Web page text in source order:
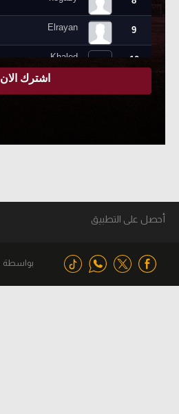
أحصل على التطبيق
بواسطة